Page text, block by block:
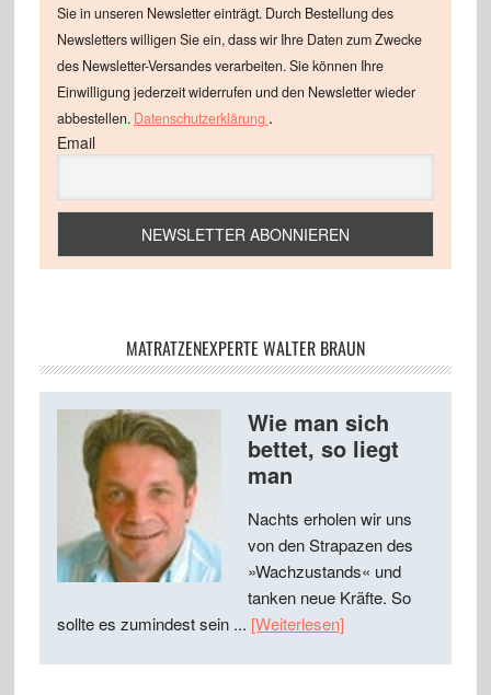
Sie in unseren Newsletter einträgt. Durch Bestellung des
Newsletters willigen Sie ein, dass wir Ihre Daten zum Zwecke
des Newsletter-Versandes verarbeiten. Sie können Ihre
Einwilligung jederzeit widerrufen und den Newsletter wieder
abbestellen. Datenschutzerklärung .
Email
MATRATZENEXPERTE WALTER BRAUN
Wie man sich
bettet, so liegt
man
Nachts erholen wir uns
von den Strapazen des
»Wachzustands« und
tanken neue Kräfte. So
sollte es zumindest sein ... [Weiterlesen]